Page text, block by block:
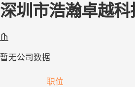
深圳市浩瀚卓越科
暂无公司数据
职位